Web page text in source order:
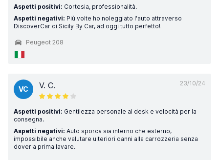
Aspetti positivi: Cortesia, professionalità.
Aspetti negativi: Più volte ho noleggiato l'auto attraverso
DiscoverCar di Sicily By Car, ad oggi tutto perfetto!
Peugeot 208
23/10/24
VC V. C.
Aspetti positivi: Gentilezza personale al desk e velocità per la
consegna.
Aspetti negativi: Auto sporca sia interno che esterno,
impossibile anche valutare ulteriori danni alla carrozzeria senza
doverla prima lavare.